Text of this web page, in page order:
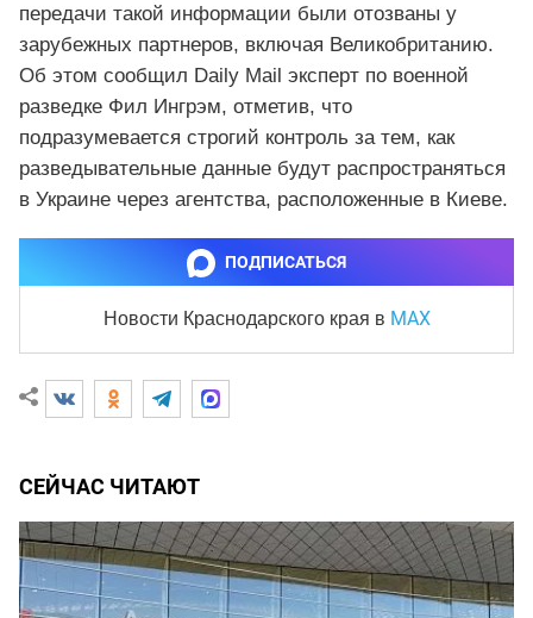
передачи такой информации были отозваны у
зарубежных партнеров, включая Великобританию.
Об этом сообщил Daily Mail эксперт по военной
разведке Фил Ингрэм, отметив, что
подразумевается строгий контроль за тем, как
разведывательные данные будут распространяться
в Украине через агентства, расположенные в Киеве.
ПОДПИСАТЬСЯ
Новости Краснодарского края в MAX
СЕЙЧАС ЧИТАЮТ